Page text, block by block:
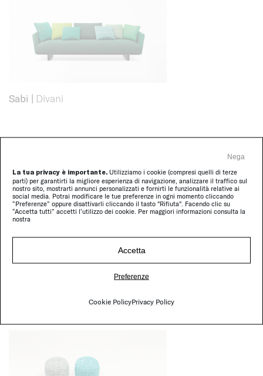
La tua privacy è importante. Utilizziamo i cookie (compresi quelli di terze
parti) per garantirti la migliore esperienza di navigazione, analizzare il traffico sul
nostro sito, mostrarti annunci personalizzati e fornirti le funzionalità relative ai
social media. Potrai modificare le tue preferenze in ogni momento cliccando
“Preferenze” oppure disattivarli cliccando il tasto "Rifiuta". Facendo clic su
“Accetta tutti” accetti l’utilizzo dei cookie. Per maggiori informazioni consulta la
nostra
Accetta
Nega
Preferenze
Cookie PolicyPrivacy Policy
Sabi | Divani